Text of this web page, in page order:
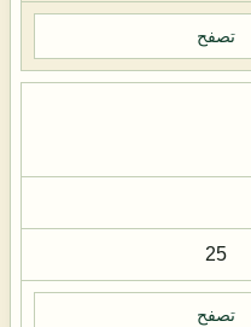
تصفح
25
تصفح